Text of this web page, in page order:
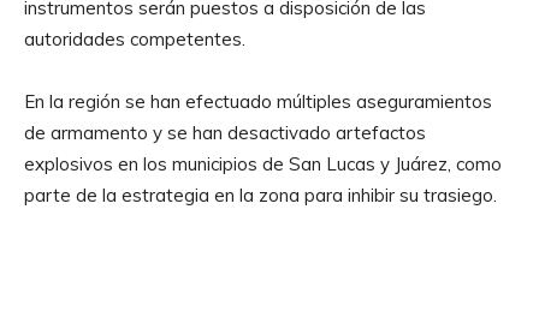
instrumentos serán puestos a disposición de las
autoridades competentes.
En la región se han efectuado múltiples aseguramientos
de armamento y se han desactivado artefactos
explosivos en los municipios de San Lucas y Juárez, como
parte de la estrategia en la zona para inhibir su trasiego.